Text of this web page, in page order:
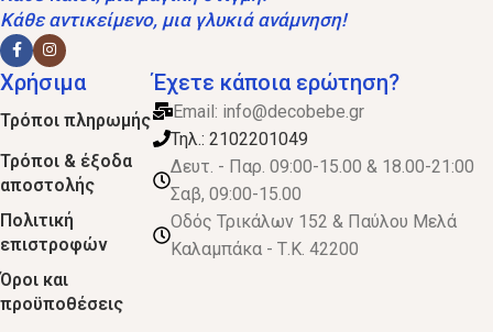
Κάθε αντικείμενο, μια γλυκιά ανάμνηση!
Χρήσιμα
Τρόποι πληρωμής
Τρόποι & έξοδα
αποστολής
Πολιτική
επιστροφών
Όροι και
προϋποθέσεις
Έχετε κάποια ερώτηση?
Email: info@decobebe.gr
Τηλ.: 2102201049
Δευτ. - Παρ. 09:00-15.00 & 18.00-21:00
Σαβ, 09:00-15.00
Οδός Τρικάλων 152 & Παύλου Μελά
Καλαμπάκα - Τ.Κ. 42200